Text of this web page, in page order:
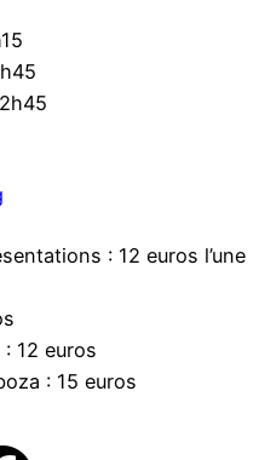
: 12 euros l’une
12 euros
: 15 euros